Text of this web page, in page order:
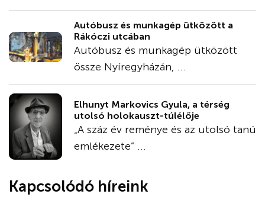
Autóbusz és munkagép ütközött a
Rákóczi utcában
Autóbusz és munkagép ütközött
össze Nyíregyházán, ...
Elhunyt Markovics Gyula, a térség
utolsó holokauszt-túlélője
„A száz év reménye és az utolsó tanú
emlékezete” ...
Kapcsolódó híreink